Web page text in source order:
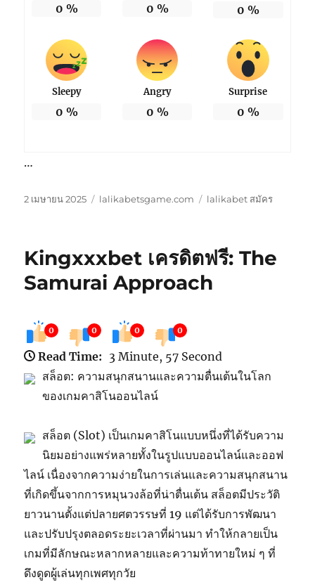
0 % 0 % 0 %
Sleepy
0 %
Angry
0 %
Surprise
0 %
…
เขียน
2 เมษายน 2025
หมวด
lalikabetsgame.com
ป้าย
lalikabet สมัคร
Kingxxxbet เครดิตฟรี: The
Samurai Approach
0 0 0 0
Read Time: 3 Minute, 57 Second
สล็อต: ความสนุกสนานและความตื่นเต้นในโลก
ของเกมคาสิโนออนไลน์
สล็อต (Slot) เป็นเกมคาสิโนแบบหนึ่งที่ได้รับความ
นิยมอย่างแพร่หลายทั้งในรูปแบบออนไลน์และออฟ
ไลน์ เนื่องจากความง่ายในการเล่นและความสนุกสนาน
ที่เกิดขึ้นจากการหมุนวงล้อที่น่าตื่นเต้น สล็อตมีประวัติ
ยาวนานตั้งแต่ปลายศตวรรษที่ 19 แต่ได้รับการพัฒนา
และปรับปรุงตลอดระยะเวลาที่ผ่านมา ทำให้กลายเป็น
เกมที่มีลักษณะหลากหลายและความท้าทายใหม่ ๆ ที่
ดึงดูดผู้เล่นทุกเพศทุกวัย